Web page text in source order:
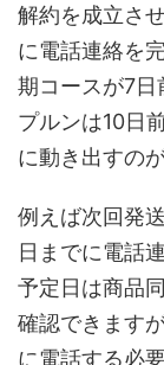
解約を成立さ
に電話連絡を
期コースが7日
プルンは10日
に動き出すの
例えば次回発
日までに電話
予定日は商品
確認できます
に電話する必